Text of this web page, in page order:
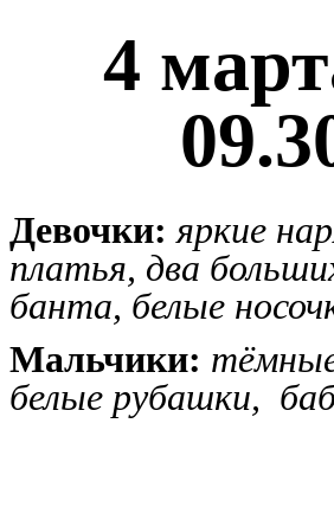
4
Девочки: яркие
платья, два
банта, белые
Мальчики:
белые рубашки,